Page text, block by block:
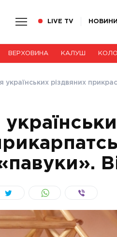
LIVE TV НОВИНИ
ВЕРХОВИНА КАЛУШ
українських різдвяних